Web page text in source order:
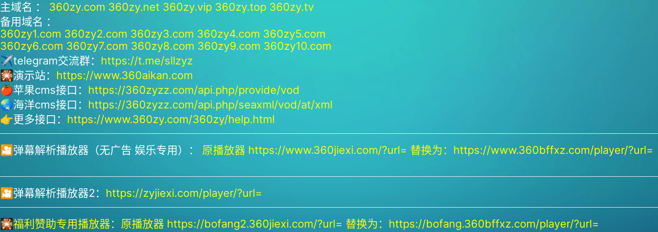
主域名 ： 360zy.com 360zy.net 360zy.vip 360zy.top 360zy.tv
备用域名 ：
360zy1.com 360zy2.com 360zy3.com 360zy4.com 360zy5.com
360zy6.com 360zy7.com 360zy8.com 360zy9.com 360zy10.com
✈telegram交流群： https://t.me/sllzyz
🎇演示站： https://www.360aikan.com
🍎苹果cms接口： https://360zyzz.com/api.php/provide/vod
🌏海洋cms接口： https://360zyzz.com/api.php/seaxml/vod/at/xml
👉更多接口： https://www.360zy.com/360zy/help.html
🎦弹幕解析播放器（无广告 娱乐专用）： 原播放器 https://www.360jiexi.com/?url= 替换为：https://www.360bffxz.com/player/?url=
🎦弹幕解析播放器2： https://zyjiexi.com/player/?url=
🎇福利赞助专用播放器： 原播放器 https://bofang2.360jiexi.com/?url= 替换为：https://bofang.360bffxz.com/player/?url=